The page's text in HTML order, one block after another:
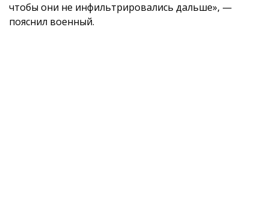
чтобы они не инфильтрировались дальше», —
пояснил военный.